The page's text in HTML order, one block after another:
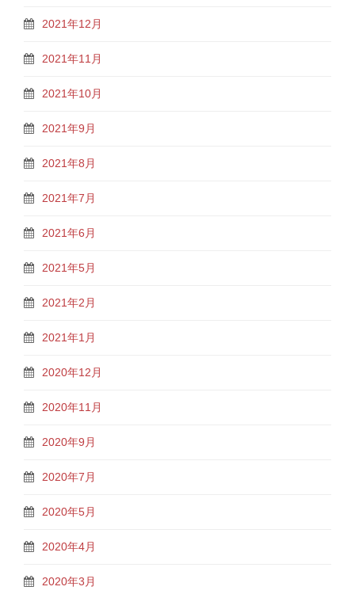
2021年12月
2021年11月
2021年10月
2021年9月
2021年8月
2021年7月
2021年6月
2021年5月
2021年2月
2021年1月
2020年12月
2020年11月
2020年9月
2020年7月
2020年5月
2020年4月
2020年3月